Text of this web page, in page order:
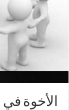
الأخوة في